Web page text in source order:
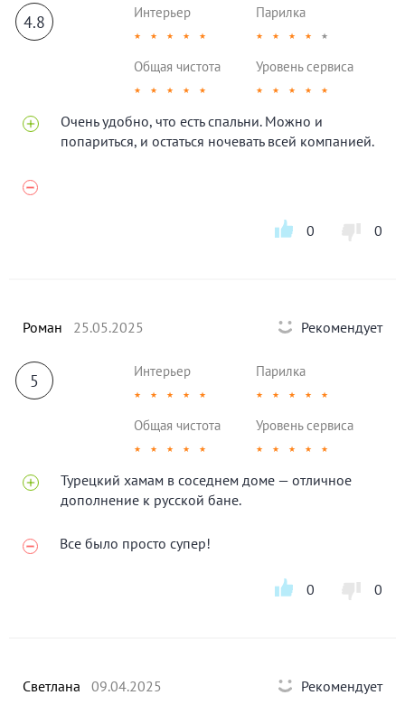
4.8 Интерьер
★ ★ ★ ★ ★
Парилка
★ ★ ★ ★ ★
Общая чистота
★ ★ ★ ★ ★
Уровень сервиса
★ ★ ★ ★ ★
Очень удобно, что есть спальни. Можно и
попариться, и остаться ночевать всей компанией.
0 0
Роман 25.05.2025 Рекомендует
5 Интерьер
★ ★ ★ ★ ★
Парилка
★ ★ ★ ★ ★
Общая чистота
★ ★ ★ ★ ★
Уровень сервиса
★ ★ ★ ★ ★
Турецкий хамам в соседнем доме — отличное
дополнение к русской бане.
Все было просто супер!
0 0
Светлана 09.04.2025 Рекомендует